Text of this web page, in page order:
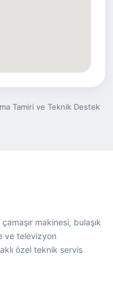
Tamiri ve Teknik Destek
makinesi, bulaşık
ve televizyon
özel teknik servis